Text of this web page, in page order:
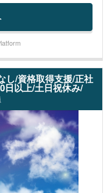
し/資格取得支援/正社
日以上/土日祝休み/